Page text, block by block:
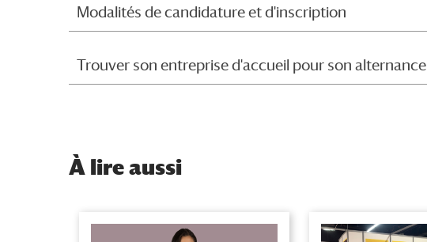
Modalités de candidature et d'inscription
Trouver son entreprise d'accueil pour son alternance
À lire aussi